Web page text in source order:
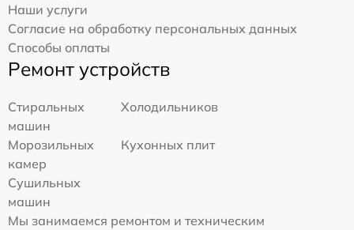
Наши услуги
Согласие на обработку персональных данных
Способы оплаты
Ремонт устройств
Стиральных
машин
Холодильников
Морозильных
камер
Кухонных плит
Сушильных
машин
Мы занимаемся ремонтом и техническим